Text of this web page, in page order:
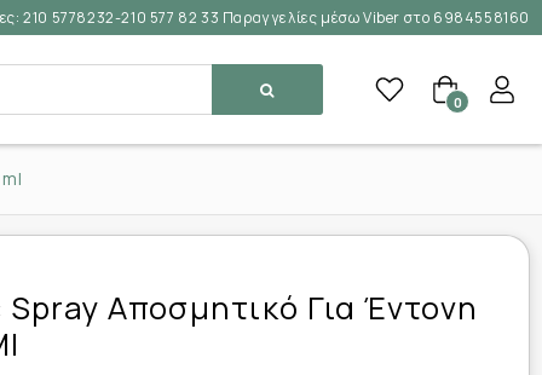
210 5778232-210 577 82 33 Παραγγελίες μέσω Viber στο 6984558160
0
Αποσμητικό Για Έντονη